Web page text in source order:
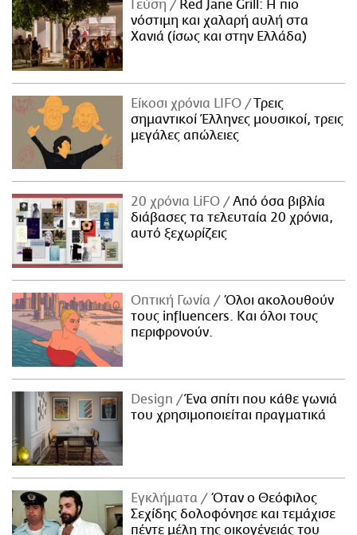
Γεύση
Red Jane Grill: Η πιο
νόστιμη και χαλαρή αυλή στα
Χανιά (ίσως και στην Ελλάδα)
Είκοσι χρόνια LIFO
Tρεις
σημαντικοί Έλληνες μουσικοί, τρεις
μεγάλες απώλειες
20 χρόνια LiFO
Από όσα βιβλία
διάβασες τα τελευταία 20 χρόνια,
αυτό ξεχωρίζεις
Οπτική Γωνία
Όλοι ακολουθούν
τους influencers. Και όλοι τους
περιφρονούν.
Design
Ένα σπίτι που κάθε γωνιά
του χρησιμοποιείται πραγματικά
Εγκλήματα
Όταν ο Θεόφιλος
Σεχίδης δολοφόνησε και τεμάχισε
πέντε μέλη της οικογένειάς του